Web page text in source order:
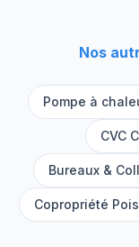
Nos
Pompe à
CVC
Bureaux &
Copropriété